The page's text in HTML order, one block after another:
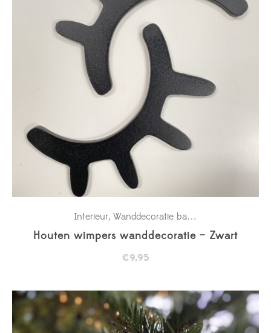
Interieur, Wanddecoratie babykamer
Houten wimpers wanddecoratie – Zwart
€9.95